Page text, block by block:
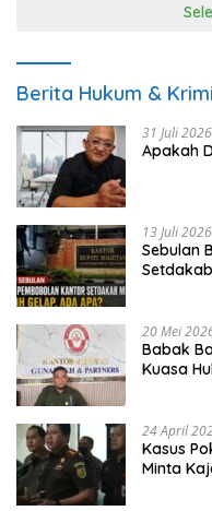
Berita Hukum &
31 Juli 2026
Apakah
13 Juli 2026
Sebulan
20 Mei
Babak
Kuasa
24 April
Kasus
Minta